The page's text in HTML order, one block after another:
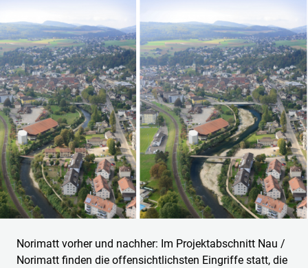
Norimatt vorher und nachher: Im Projektabschnitt Nau /
Norimatt finden die offensichtlichsten Eingriffe statt, die